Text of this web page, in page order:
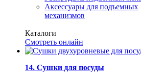
Аксессуары для подъемных
механизмов
Каталоги
Смотреть онлайн
14. Сушки для посуды